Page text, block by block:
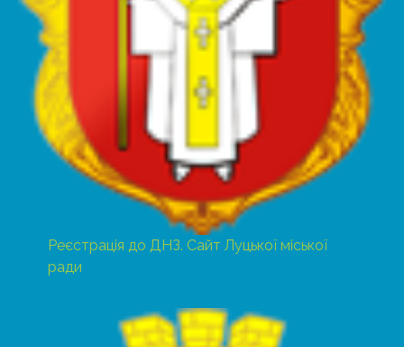
Реєстрація до ДНЗ. Сайт Луцької міської
ради